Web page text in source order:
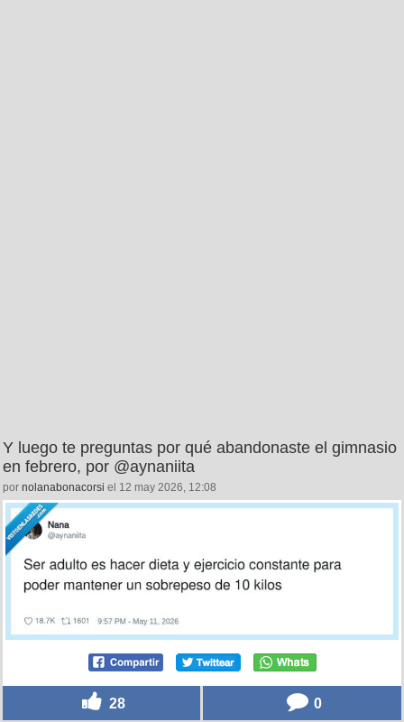
Y luego te preguntas por qué abandonaste el gimnasio
en febrero, por @aynaniita
por nolanabonacorsi el 12 may 2026, 12:08
28 0